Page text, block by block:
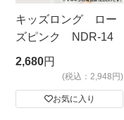
キッズロング ロー
ズピンク NDR-14
2,680円
(税込：2,948円)
お気に入り